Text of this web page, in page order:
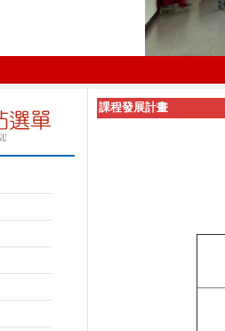
課程發展計畫